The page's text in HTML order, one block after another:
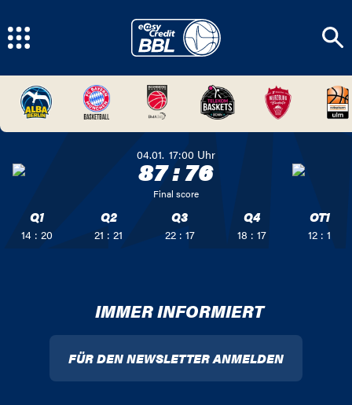
04.01. 17:00 Uhr
87:76
Final score
Q1
14 : 20
Q2
21 : 21
Q3
22 : 17
Q4
18 : 17
OT1
12 : 1
IMMER INFORMIERT
FÜR DEN NEWSLETTER ANMELDEN